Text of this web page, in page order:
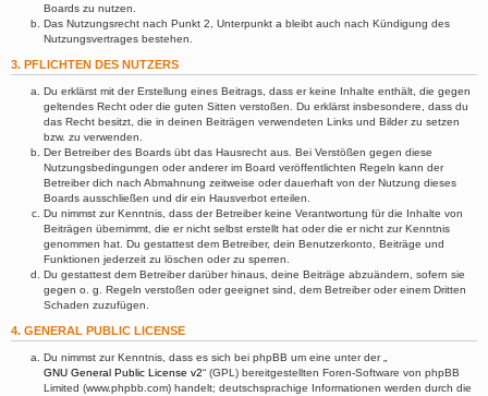
Boards zu nutzen.
Das Nutzungsrecht nach Punkt 2, Unterpunkt a bleibt auch nach Kündigung des
Nutzungsvertrages bestehen.
3. PFLICHTEN DES NUTZERS
Du erklärst mit der Erstellung eines Beitrags, dass er keine Inhalte enthält, die gegen
geltendes Recht oder die guten Sitten verstoßen. Du erklärst insbesondere, dass du
das Recht besitzt, die in deinen Beiträgen verwendeten Links und Bilder zu setzen
bzw. zu verwenden.
Der Betreiber des Boards übt das Hausrecht aus. Bei Verstößen gegen diese
Nutzungsbedingungen oder anderer im Board veröffentlichten Regeln kann der
Betreiber dich nach Abmahnung zeitweise oder dauerhaft von der Nutzung dieses
Boards ausschließen und dir ein Hausverbot erteilen.
Du nimmst zur Kenntnis, dass der Betreiber keine Verantwortung für die Inhalte von
Beiträgen übernimmt, die er nicht selbst erstellt hat oder die er nicht zur Kenntnis
genommen hat. Du gestattest dem Betreiber, dein Benutzerkonto, Beiträge und
Funktionen jederzeit zu löschen oder zu sperren.
Du gestattest dem Betreiber darüber hinaus, deine Beiträge abzuändern, sofern sie
gegen o. g. Regeln verstoßen oder geeignet sind, dem Betreiber oder einem Dritten
Schaden zuzufügen.
4. GENERAL PUBLIC LICENSE
Du nimmst zur Kenntnis, dass es sich bei phpBB um eine unter der „
GNU General Public License v2“ (GPL) bereitgestellten Foren-Software von phpBB
Limited (www.phpbb.com) handelt; deutschsprachige Informationen werden durch die